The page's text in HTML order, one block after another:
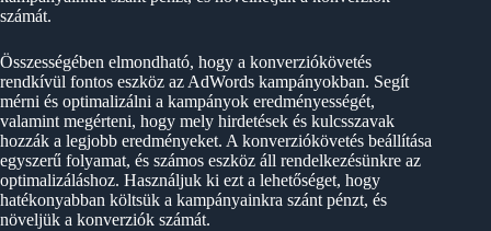
számát.
Összességében elmondható, hogy a konverziókövetés
rendkívül fontos eszköz az AdWords kampányokban. Segít
mérni és optimalizálni a kampányok eredményességét,
valamint megérteni, hogy mely hirdetések és kulcsszavak
hozzák a legjobb eredményeket. A konverziókövetés beállítása
egyszerű folyamat, és számos eszköz áll rendelkezésünkre az
optimalizáláshoz. Használjuk ki ezt a lehetőséget, hogy
hatékonyabban költsük a kampányainkra szánt pénzt, és
növeljük a konverziók számát.